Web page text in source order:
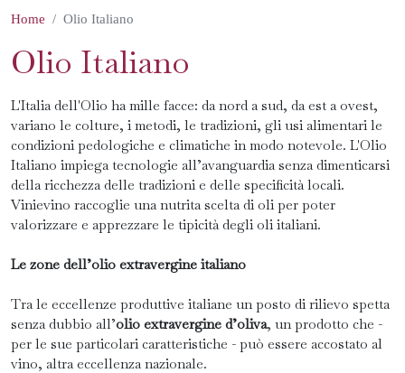
Home Olio Italiano
Olio Italiano
L'Italia dell'Olio ha mille facce: da nord a sud, da est a ovest,
variano le colture, i metodi, le tradizioni, gli usi alimentari le
condizioni pedologiche e climatiche in modo notevole. L'Olio
Italiano impiega tecnologie all’avanguardia senza dimenticarsi
della ricchezza delle tradizioni e delle specificità locali.
Vinievino raccoglie una nutrita scelta di oli per poter
valorizzare e apprezzare le tipicità degli oli italiani.
Le zone dell’olio extravergine italiano
Tra le eccellenze produttive italiane un posto di rilievo spetta
senza dubbio all’olio extravergine d’oliva, un prodotto che -
per le sue particolari caratteristiche - può essere accostato al
vino, altra eccellenza nazionale.